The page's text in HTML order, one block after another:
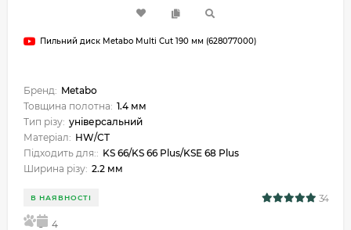
Пильний диск Metabo Multi Cut 190 мм (628077000)
Бренд: Metabo
Товщина полотна: 1.4 мм
Тип різу: універсальний
Матеріал: HW/CT
Підходить для:: KS 66/KS 66 Plus/KSE 68 Plus
Ширина різу: 2.2 мм
В НАЯВНОСТІ 34
5 4